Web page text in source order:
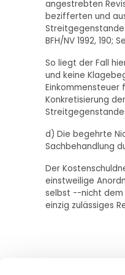
angestrebten
bezifferten und
BFH/NV 1992, 190;
So liegt der Fall
und keine
Einkommensteuer
Konkretisierung
d) Die begehrte
Sachbehandlung
Der
einstweilige
selbst --nicht dem
einzig zulässiges